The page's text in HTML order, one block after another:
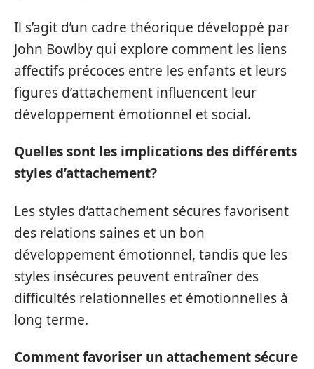
Il s’agit d’un cadre théorique développé par
John Bowlby qui explore comment les liens
affectifs précoces entre les enfants et leurs
figures d’attachement influencent leur
développement émotionnel et social.
Quelles sont les implications des différents
styles d’attachement?
Les styles d’attachement sécures favorisent
des relations saines et un bon
développement émotionnel, tandis que les
styles insécures peuvent entraîner des
difficultés relationnelles et émotionnelles à
long terme.
Comment favoriser un attachement sécure